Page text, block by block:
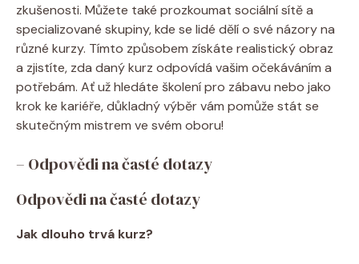
zkušenosti. Můžete také prozkoumat sociální sítě a
specializované skupiny, kde se lidé dělí o své názory na
různé kurzy. Tímto způsobem získáte realistický obraz
a zjistíte, zda daný kurz odpovídá vašim očekáváním a
potřebám. Ať už hledáte školení pro zábavu nebo jako
krok ke kariéře, důkladný výběr vám pomůže stát se
skutečným mistrem ve svém oboru!
– Odpovědi na časté dotazy
Odpovědi na časté dotazy
Jak dlouho trvá kurz?